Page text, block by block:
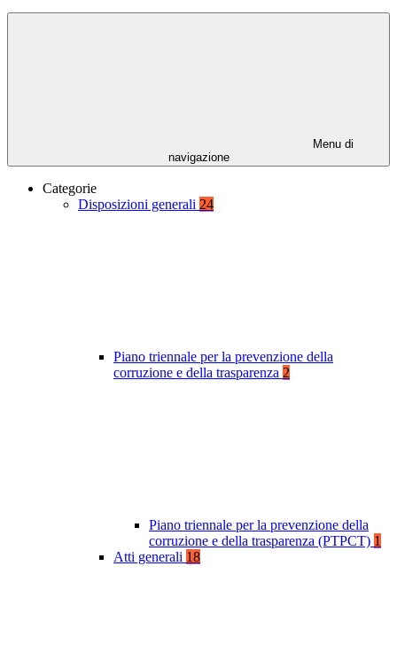
Menu di
navigazione
Categorie
Disposizioni generali 24
Piano triennale per la prevenzione della
corruzione e della trasparenza 2
Piano triennale per la prevenzione della
corruzione e della trasparenza (PTPCT) 1
Atti generali 18